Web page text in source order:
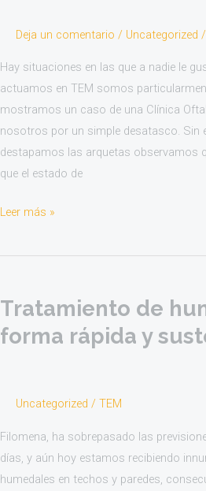
Deja un comentario / Uncategorized /
Hay situaciones en las que a nadie le
actuamos en TEM somos
mostramos un caso de una Clínica
nosotros por un simple desatasco. Sin
destapamos las arquetas observamos
que el estado de
eficientes
Leer más »
Tratamiento de
forma rápida y
Uncategorized / TEM
Filomena, ha sobrepasado las
días, y aún hoy estamos recibiendo
humedales en techos y paredes,
humedales
en
sustentable